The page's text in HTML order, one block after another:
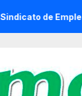
Empleados al